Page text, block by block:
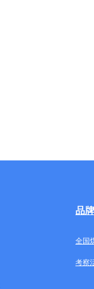
品
全国
考察